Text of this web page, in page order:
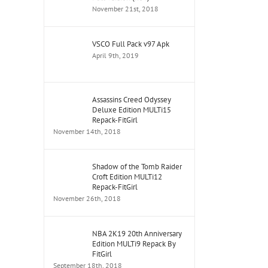
November 21st, 2018
VSCO Full Pack v97 Apk
April 9th, 2019
Assassins Creed Odyssey
Deluxe Edition MULTi15
Repack-FitGirl
November 14th, 2018
Shadow of the Tomb Raider
Croft Edition MULTi12
Repack-FitGirl
November 26th, 2018
NBA 2K19 20th Anniversary
Edition MULTi9 Repack By
FitGirl
September 18th, 2018